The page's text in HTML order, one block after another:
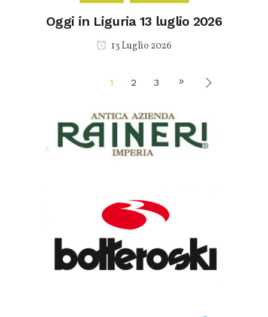
Oggi in Liguria 13 luglio 2026
13 Luglio 2026
1 2 3